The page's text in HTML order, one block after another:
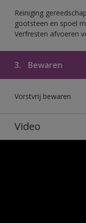
Reiniging
gootsteen en spoel
Verfresten afvoeren
3. Bewaren
Vorstvrij bewaren
Video